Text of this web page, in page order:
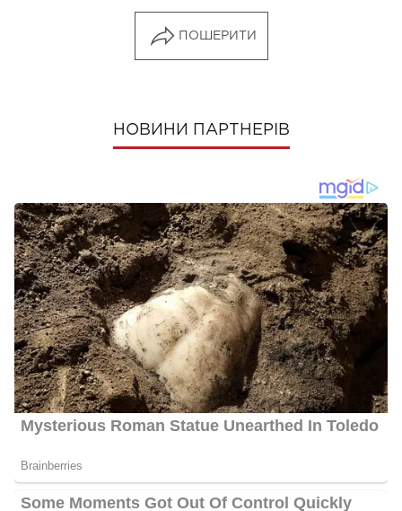
ПОШЕРИТИ
НОВИНИ ПАРТНЕРІВ